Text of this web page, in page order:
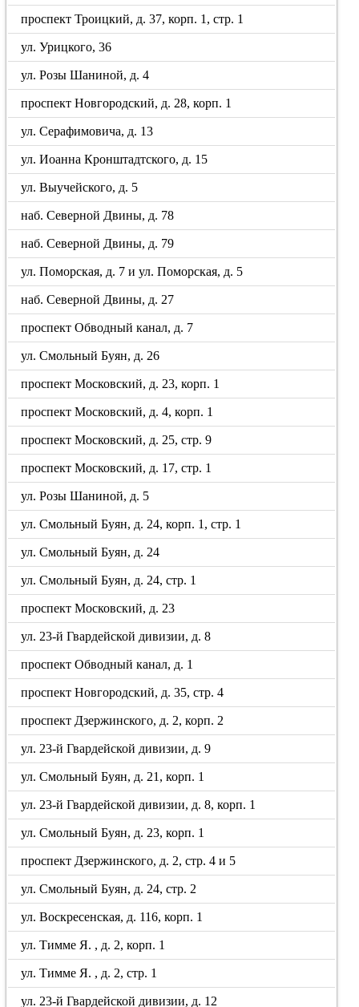
проспект Троицкий, д. 37, корп. 1, стр. 1
ул. Урицкого, 36
ул. Розы Шаниной, д. 4
проспект Новгородский, д. 28, корп. 1
ул. Серафимовича, д. 13
ул. Иоанна Кронштадтского, д. 15
ул. Выучейского, д. 5
наб. Северной Двины, д. 78
наб. Северной Двины, д. 79
ул. Поморская, д. 7 и ул. Поморская, д. 5
наб. Северной Двины, д. 27
проспект Обводный канал, д. 7
ул. Смольный Буян, д. 26
проспект Московский, д. 23, корп. 1
проспект Московский, д. 4, корп. 1
проспект Московский, д. 25, стр. 9
проспект Московский, д. 17, стр. 1
ул. Розы Шаниной, д. 5
ул. Смольный Буян, д. 24, корп. 1, стр. 1
ул. Смольный Буян, д. 24
ул. Смольный Буян, д. 24, стр. 1
проспект Московский, д. 23
ул. 23-й Гвардейской дивизии, д. 8
проспект Обводный канал, д. 1
проспект Новгородский, д. 35, стр. 4
проспект Дзержинского, д. 2, корп. 2
ул. 23-й Гвардейской дивизии, д. 9
ул. Смольный Буян, д. 21, корп. 1
ул. 23-й Гвардейской дивизии, д. 8, корп. 1
ул. Смольный Буян, д. 23, корп. 1
проспект Дзержинского, д. 2, стр. 4 и 5
ул. Смольный Буян, д. 24, стр. 2
ул. Воскресенская, д. 116, корп. 1
ул. Тимме Я. , д. 2, корп. 1
ул. Тимме Я. , д. 2, стр. 1
ул. 23-й Гвардейской дивизии, д. 12